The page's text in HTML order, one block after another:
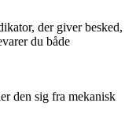
der giver besked,
du både
den sig fra mekanisk